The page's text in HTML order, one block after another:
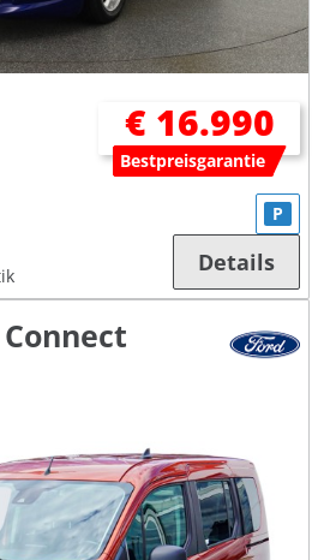
€ 16.990
Bestpreisgarantie
P
Details